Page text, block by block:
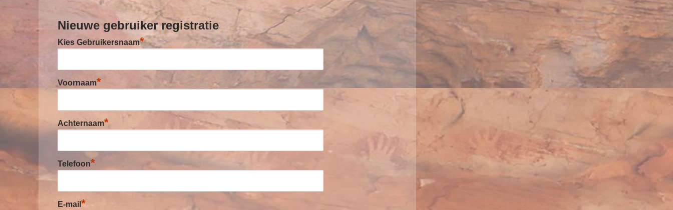
Nieuwe gebruiker registratie
Kies Gebruikersnaam*
Voornaam*
Achternaam*
Telefoon*
E-mail *